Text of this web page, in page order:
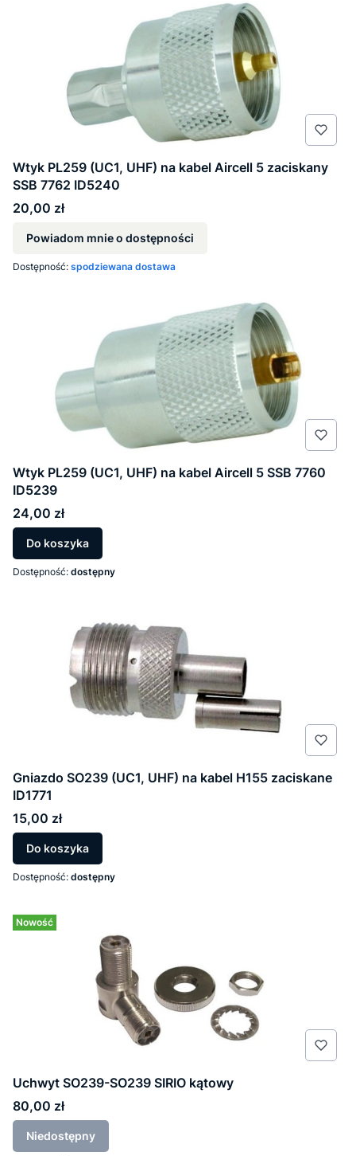
Wtyk PL259 (UC1, UHF) na kabel Aircell 5 zaciskany
SSB 7762 ID5240
Cena
20,00 zł
Powiadom mnie o dostępności
Dostępność: spodziewana dostawa
Wtyk PL259 (UC1, UHF) na kabel Aircell 5 SSB 7760
ID5239
Cena
24,00 zł
Do koszyka
Dostępność: dostępny
Gniazdo SO239 (UC1, UHF) na kabel H155 zaciskane
ID1771
Cena
15,00 zł
Do koszyka
Dostępność: dostępny
Nowość
Uchwyt SO239-SO239 SIRIO kątowy
Cena
80,00 zł
Niedostępny